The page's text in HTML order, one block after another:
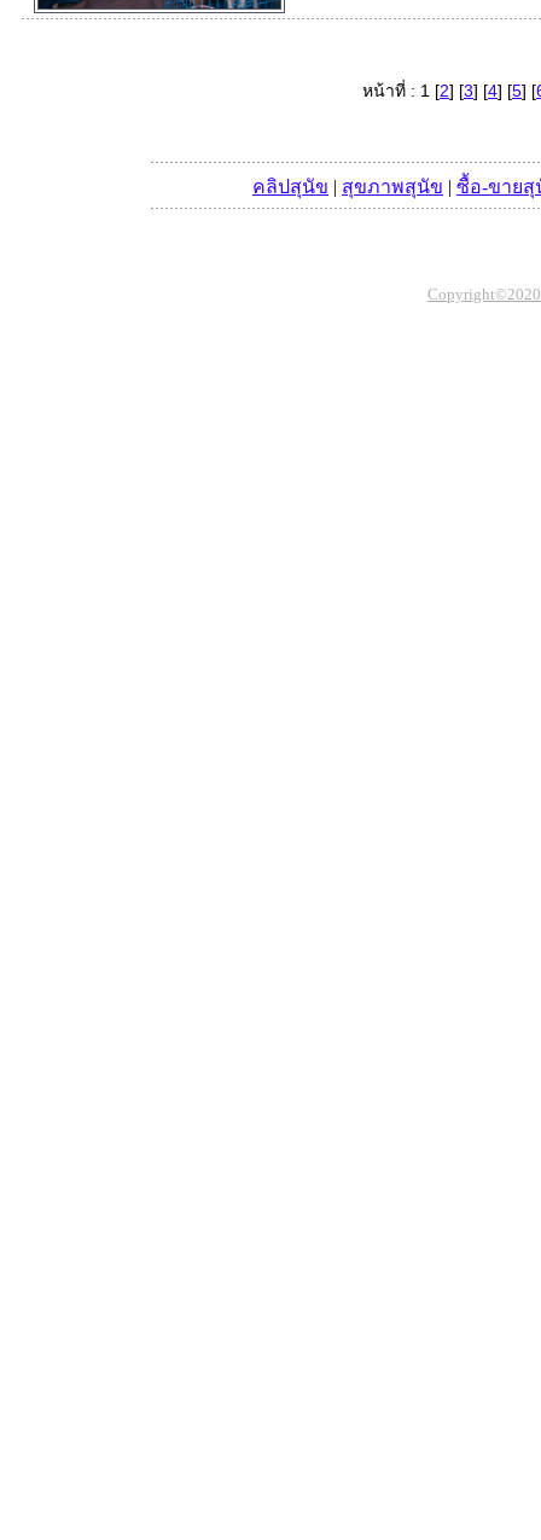
หน้าที่ : 1 [2] [3] [4] [5] [
คลิปสุนัข | สุขภาพสุนัข | ซื้อ-ขายสุ
Copyright©2020